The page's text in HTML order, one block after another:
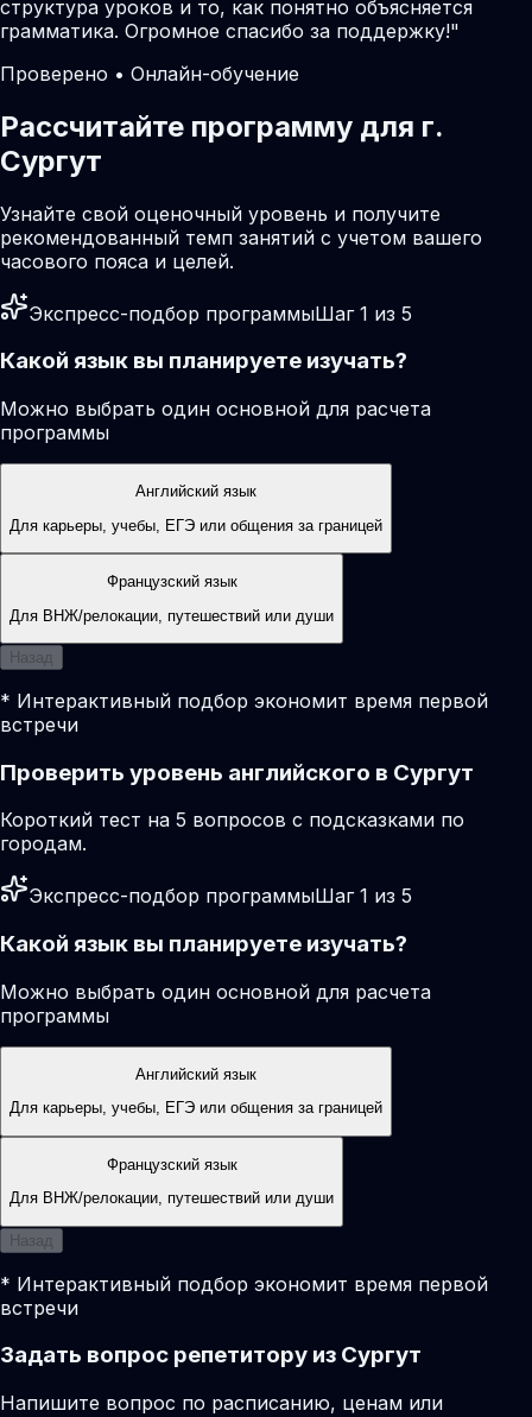
структура уроков и то, как понятно объясняется
грамматика. Огромное спасибо за поддержку!"
Проверено • Онлайн-обучение
Рассчитайте программу для г.
Сургут
Узнайте свой оценочный уровень и получите
рекомендованный темп занятий с учетом вашего
часового пояса и целей.
Экспресс-подбор программыШаг 1 из 5
Какой язык вы планируете изучать?
Можно выбрать один основной для расчета
программы
Английский язык
Для карьеры, учебы, ЕГЭ или общения за границей
Французский язык
Для ВНЖ/релокации, путешествий или души
Назад
* Интерактивный подбор экономит время первой
встречи
Проверить уровень английского в Сургут
Короткий тест на 5 вопросов с подсказками по
городам.
Экспресс-подбор программыШаг 1 из 5
Какой язык вы планируете изучать?
Можно выбрать один основной для расчета
программы
Английский язык
Для карьеры, учебы, ЕГЭ или общения за границей
Французский язык
Для ВНЖ/релокации, путешествий или души
Назад
* Интерактивный подбор экономит время первой
встречи
Задать вопрос репетитору из Сургут
Напишите вопрос по расписанию, ценам или